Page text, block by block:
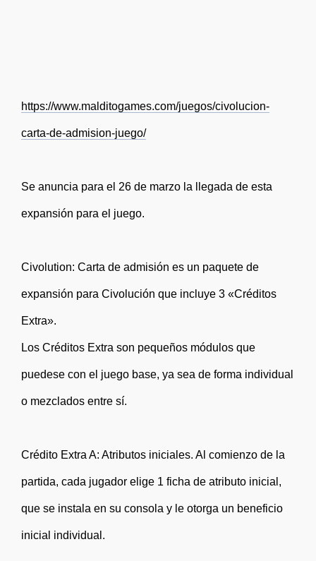
https://www.malditogames.com/juegos/civolucion-
carta-de-admision-juego/
Se anuncia para el 26 de marzo la llegada de esta
expansión para el juego.
Civolution: Carta de admisión es un paquete de
expansión para Civolución que incluye 3 «Créditos
Extra».
Los Créditos Extra son pequeños módulos que
puedese con el juego base, ya sea de forma individual
o mezclados entre sí.
Crédito Extra A: Atributos iniciales. Al comienzo de la
partida, cada jugador elige 1 ficha de atributo inicial,
que se instala en su consola y le otorga un beneficio
inicial individual.